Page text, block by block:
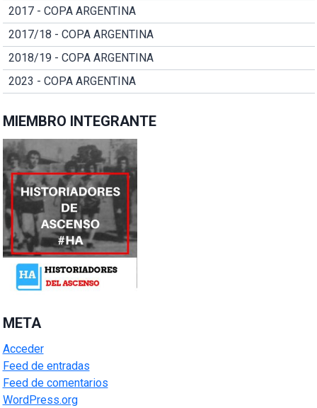
2017 - COPA ARGENTINA
2017/18 - COPA ARGENTINA
2018/19 - COPA ARGENTINA
2023 - COPA ARGENTINA
MIEMBRO INTEGRANTE
META
Acceder
Feed de entradas
Feed de comentarios
WordPress.org